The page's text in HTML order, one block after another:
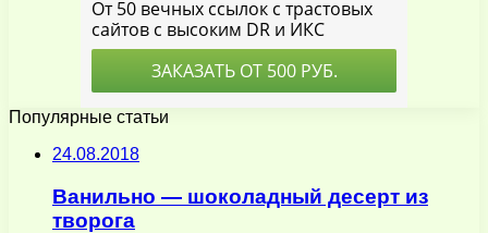
Популярные статьи
24.08.2018
Ванильно — шоколадный десерт из
творога